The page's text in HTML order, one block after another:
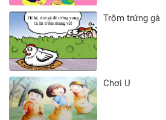
Trộm trứng gà
Chơi U